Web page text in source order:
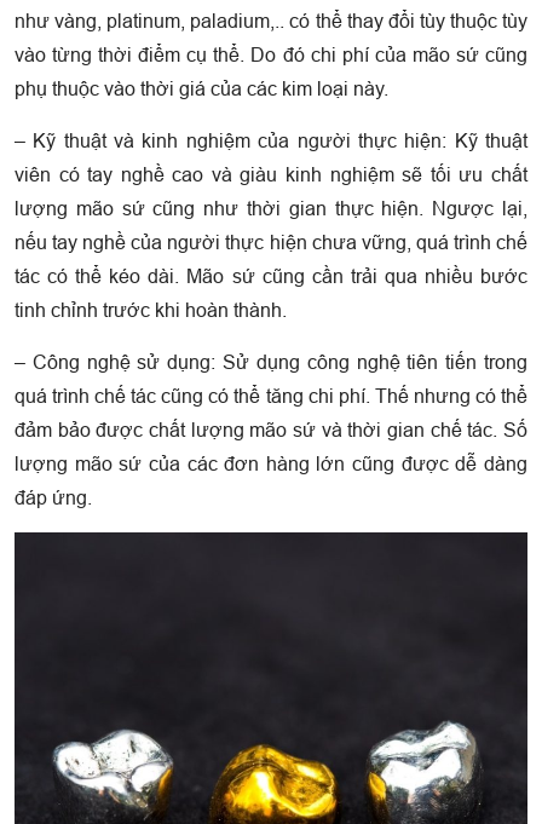
như vàng, platinum, paladium,.. có thể thay đổi tùy thuộc tùy
vào từng thời điểm cụ thể. Do đó chi phí của mão sứ cũng
phụ thuộc vào thời giá của các kim loại này.
– Kỹ thuật và kinh nghiệm của người thực hiện: Kỹ thuật
viên có tay nghề cao và giàu kinh nghiệm sẽ tối ưu chất
lượng mão sứ cũng như thời gian thực hiện. Ngược lại,
nếu tay nghề của người thực hiện chưa vững, quá trình chế
tác có thể kéo dài. Mão sứ cũng cần trải qua nhiều bước
tinh chỉnh trước khi hoàn thành.
– Công nghệ sử dụng: Sử dụng công nghệ tiên tiến trong
quá trình chế tác cũng có thể tăng chi phí. Thế nhưng có thể
đảm bảo được chất lượng mão sứ và thời gian chế tác. Số
lượng mão sứ của các đơn hàng lớn cũng được dễ dàng
đáp ứng.